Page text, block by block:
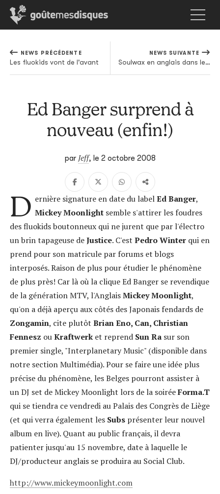
NEWS PRÉCÉDENTE
Les fluokids vont de l'avant
NEWS SUIVANTE
Soulwax en anglais dans le texte
Ed Banger surprend à
nouveau (enfin!)
par Jeff, le 2 octobre 2008
D ernière signature en date du labelEd Banger,
Mickey Moonlightsemble s'attirer les foudres
des fluokids boutonneux qui ne jurent que par l'électro
un brin tapageuse deJustice. C'est Pedro Winter qui en
prend pour son matricule par forums et blogs
interposés. Raison de plus pour étudier le phénomène
de plus près! Car là où la clique Ed Banger se revendique
de la génération MTV, l'AnglaisMickey Moonlight,
qu'on a déjà aperçu aux côtés des Japonais fendards de
Zongamin, cite plutôt Brian Eno, Can, Christian
Fennesz ouKraftwerk et reprend Sun Ra sur son
premier single, "Interplanetary Music" (disponible dans
notre section Multimédia). Pour se faire une idée plus
précise du phénomène, les Belges pourront assister à
un DJ set de Mickey Moonlight lors de la soiréeForma.T
qui se tiendra ce vendredi au Palais des Congrès de Liège
(et qui verra également les Subs présenter leur nouvel
album en live). Quant au public français, il devra
patienter jusqu'au 15 novembre, date à laquelle le
DJ/producteur anglais se produira au Social Club.
http://www.mickeymoonlight.com